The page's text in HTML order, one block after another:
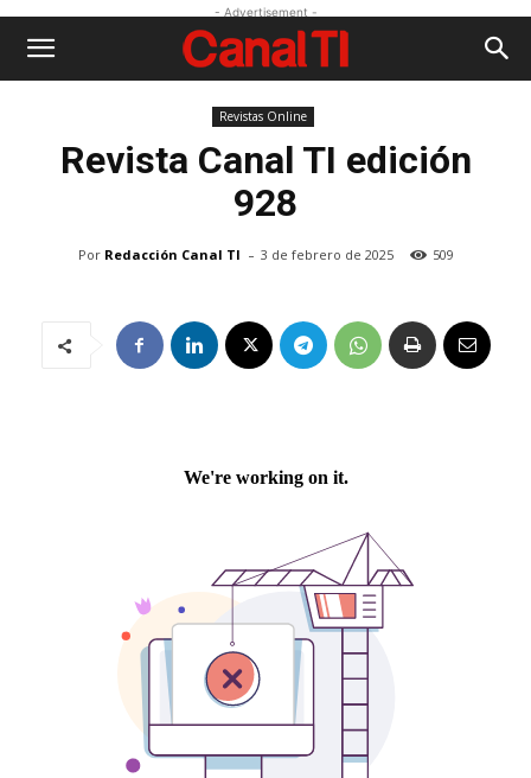
- Advertisement -
Revistas Online
Revista Canal TI edición
928
Por Redacción Canal TI - 3 de febrero de 2025 509